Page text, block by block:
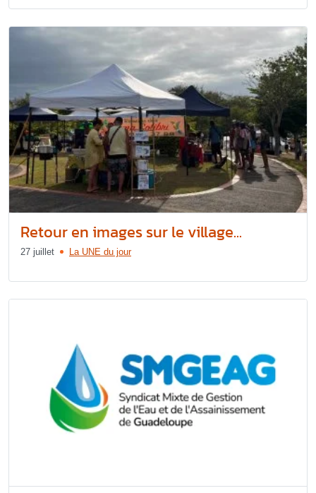
Retour en images sur le village...
27 juillet La UNE du jour